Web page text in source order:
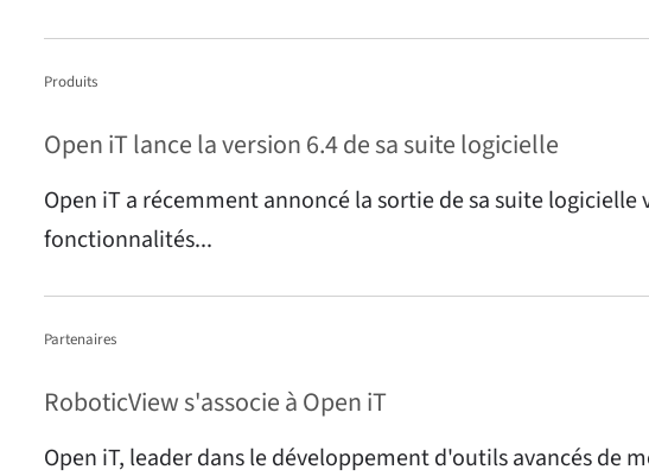
Produits
Open iT lance la version 6.4 de sa suite logicielle
Open iT a récemment annoncé la sortie de sa suite
fonctionnalités...
Partenaires
RoboticView s'associe à Open iT
Open iT, leader dans le développement d'outils avancés de